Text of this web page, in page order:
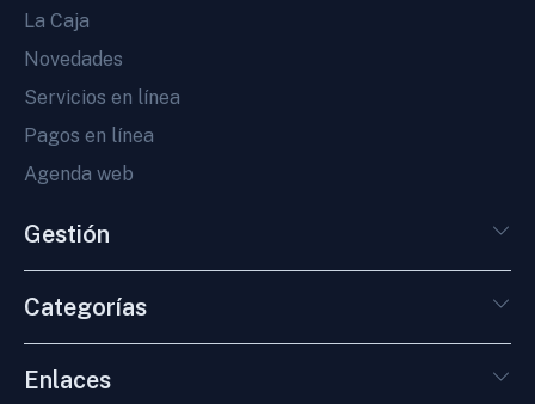
La Caja
Novedades
Servicios en línea
Pagos en línea
Agenda web
Gestión
Categorías
Enlaces